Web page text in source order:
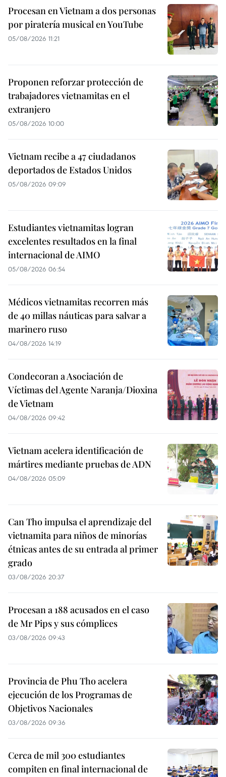
Procesan en Vietnam a dos personas
por piratería musical en YouTube
05/08/2026 11:21
Proponen reforzar protección de
trabajadores vietnamitas en el
extranjero
05/08/2026 10:00
Vietnam recibe a 47 ciudadanos
deportados de Estados Unidos
05/08/2026 09:09
Estudiantes vietnamitas logran
excelentes resultados en la final
internacional de AIMO
05/08/2026 06:54
Médicos vietnamitas recorren más
de 40 millas náuticas para salvar a
marinero ruso
04/08/2026 14:19
Condecoran a Asociación de
Víctimas del Agente Naranja/Dioxina
de Vietnam
04/08/2026 09:42
Vietnam acelera identificación de
mártires mediante pruebas de ADN
04/08/2026 05:09
Can Tho impulsa el aprendizaje del
vietnamita para niños de minorías
étnicas antes de su entrada al primer
grado
03/08/2026 20:37
Procesan a 188 acusados en el caso
de Mr Pips y sus cómplices
03/08/2026 09:43
Provincia de Phu Tho acelera
ejecución de los Programas de
Objetivos Nacionales
03/08/2026 09:36
Cerca de mil 300 estudiantes
compiten en final internacional de